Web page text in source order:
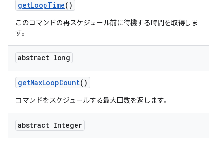
getLoopTime()
このコマンドの再スケジュール前に待機する時間を取得しま
す。
abstract long
getMaxLoopCount()
コマンドをスケジュールする最大回数を返します。
abstract Integer